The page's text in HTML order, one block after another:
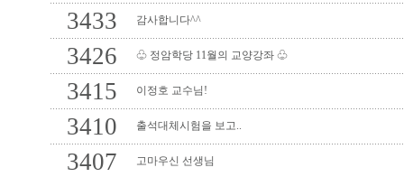
3433 감사합니다^^
3426 ♧ 정암학당 11월의 교양강좌 ♧
3415 이정호 교수님!
3410 출석대체시험을 보고..
3407 고마우신 선생님